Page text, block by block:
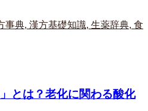
事典, 漢方基礎知識, 生薬辞典, 食
とは？老化に関わる酸化